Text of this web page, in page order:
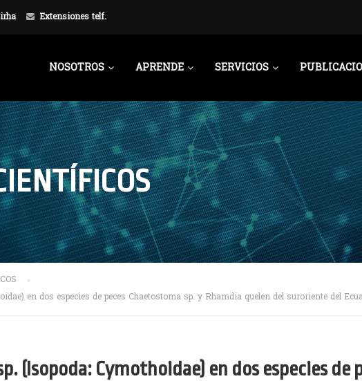
Extensiones telf.
NOSOTROS APRENDE SERVICIOS
en dos especies de peces Chaetostoma sp. y Rhamdia quelen del suroriente del
(Isopoda: Cymothoidae) en dos especies de